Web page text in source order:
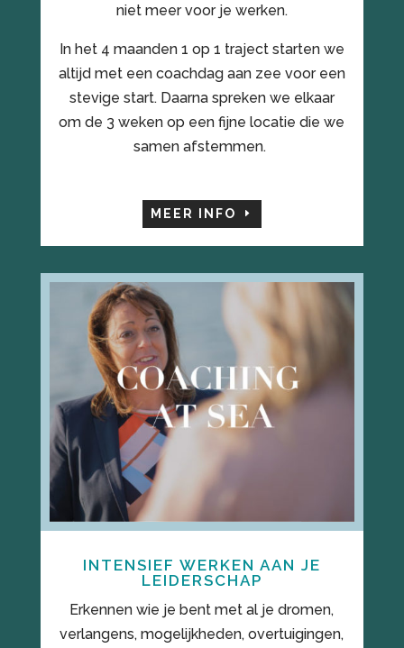
niet meer voor je werken.
In het 4 maanden 1 op 1 traject starten we
altijd met een coachdag aan zee voor een
stevige start. Daarna spreken we elkaar
om de 3 weken op een fijne locatie die we
samen afstemmen.
MEER INFO
INTENSIEF WERKEN AAN JE
LEIDERSCHAP
Erkennen wie je bent met al je dromen,
verlangens, mogelijkheden, overtuigingen,